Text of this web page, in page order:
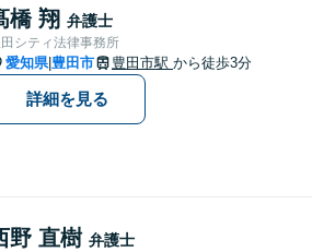
りの方はなんでもご相談
ださい。先を見据えた解決
をご提案いたします。
橋 翔 弁護士
シティ法律事務所
愛知県| 豊田市 豊田市駅 から徒歩3分
詳細を見る
野 直樹 弁護士